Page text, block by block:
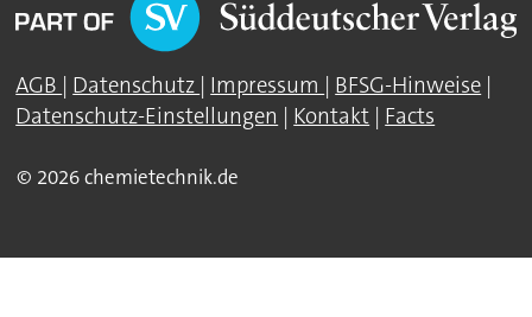
AGB | Datenschutz | Impressum | BFSG-Hinweise |
Datenschutz-Einstellungen | Kontakt | Facts
© 2026 chemietechnik.de